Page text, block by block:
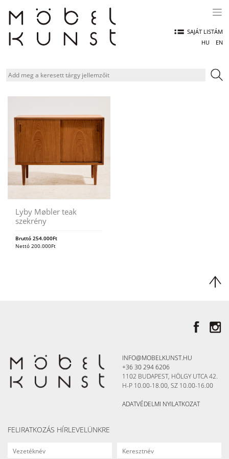
content
SAJÁT LISTÁM
HU
EN
Lyby Møbler teak
szekrény
Bruttó 254.000Ft
Nettó 200.000Ft
INFO@MOBELKUNST.HU
+36 30 294 6206
1102 BUDAPEST, HÖLGY UTCA 42.
H-P 10.00-18.00, SZ 10.00-16.00
ADATVÉDELMI NYILATKOZAT
FELIRATKOZÁS HÍRLEVELÜNKRE